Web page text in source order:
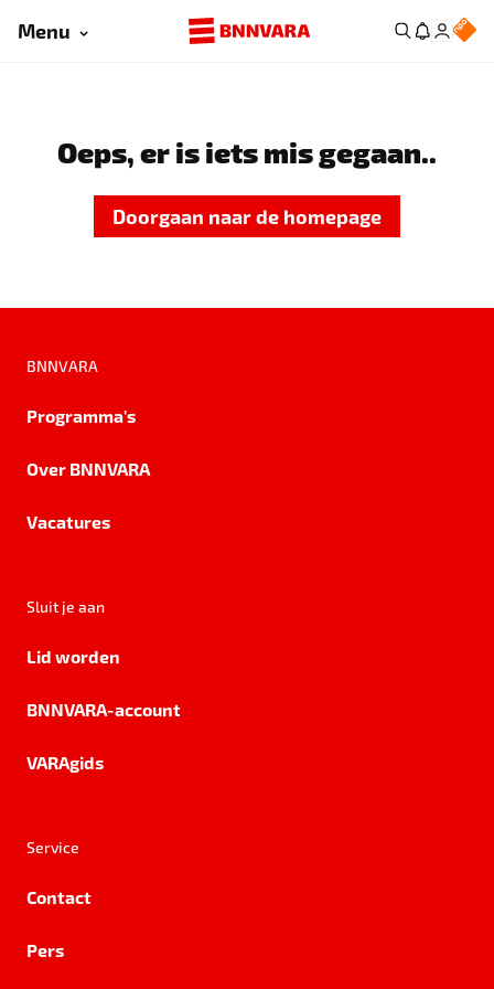
Menu
Oeps, er is iets mis gegaan..
Doorgaan naar de homepage
BNNVARA
Programma's
Over BNNVARA
Vacatures
Sluit je aan
Lid worden
BNNVARA-account
VARAgids
Service
Contact
Pers